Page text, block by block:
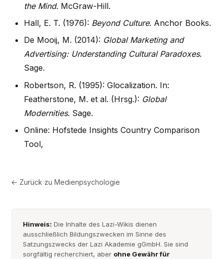
the Mind. McGraw-Hill.
Hall, E. T. (1976): Beyond Culture. Anchor Books.
De Mooij, M. (2014): Global Marketing and
Advertising: Understanding Cultural Paradoxes.
Sage.
Robertson, R. (1995): Glocalization. In:
Featherstone, M. et al. (Hrsg.): Global
Modernities. Sage.
Online: Hofstede Insights Country Comparison
Tool,
← Zurück zuMedienpsychologie
Hinweis: Die Inhalte des Lazi-Wikis dienen
ausschließlich Bildungszwecken im Sinne des
Satzungszwecks der Lazi Akademie gGmbH. Sie sind
sorgfältig recherchiert, aber ohne Gewähr für